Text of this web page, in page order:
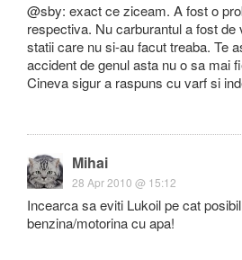
@sby: exact ce ziceam. A fost o
respectiva. Nu carburantul a fost de
statii care nu si-au facut treaba. Te
accident de genul asta nu o sa mai
Cineva sigur a raspuns cu varf si
Mihai
28 Apr 2010 @ 15:12
Incearca sa eviti Lukoil pe cat
benzina/motorina cu apa!